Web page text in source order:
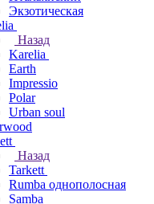
Экзотическая
Назад
Karelia
Earth
Impressio
Polar
Urban soul
Назад
Tarkett
Rumba однополосная
Samba